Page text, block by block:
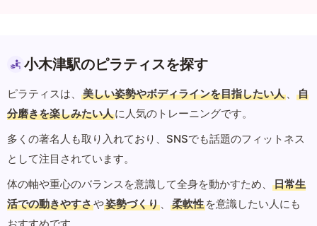
小木津駅のピラティスを探す
ピラティスは、 美しい姿勢やボディラインを目指したい人 、
自
分磨きを楽しみたい人に人気のトレーニングです。
多くの著名人も取り入れており、SNSでも話題のフィットネス
として注目されています。
体の軸や重心のバランスを意識して全身を動かすため、
日常生
活での動きやすさや姿勢づくり 、 柔軟性 を意識したい人にも